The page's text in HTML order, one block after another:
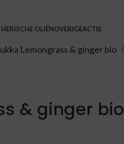
OLIËNOVERIGEACTIE
Lemongrass & ginger bio
& ginger bio